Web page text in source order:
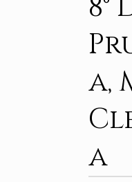
a,
a